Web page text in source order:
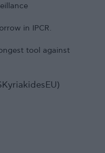
in IPCR.
tool against